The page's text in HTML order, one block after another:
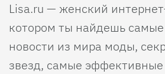
Lisa.ru — женский
котором ты найдешь
новости из мира моды,
звезд, самые